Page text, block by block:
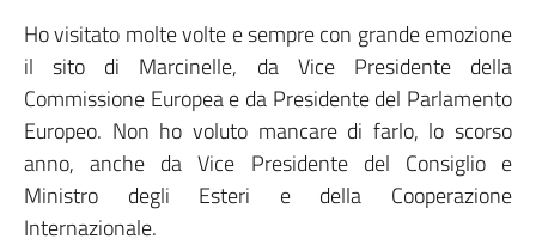
Ho visitato molte volte e sempre con grande emozione
il sito di Marcinelle, da Vice Presidente della
Commissione Europea e da Presidente del Parlamento
Europeo. Non ho voluto mancare di farlo, lo scorso
anno, anche da Vice Presidente del Consiglio e
Ministro degli Esteri e della Cooperazione
Internazionale.